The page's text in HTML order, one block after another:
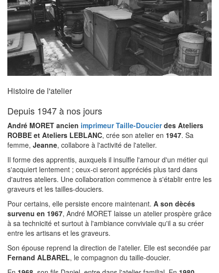
Histoire de l'atelier
Depuis 1947 à nos jours
André MORET ancien imprimeur Taille-Doucierdes Ateliers
ROBBE et Ateliers LEBLANC, crée son atelier en 1947. Sa
femme, Jeanne, collabore à l'activité de l'atelier.
Il forme des apprentis, auxquels il insulfle l'amour d'un métier qui
s'acquiert lentement ; ceux-ci seront appréciés plus tard dans
d'autres ateliers. Une collaboration commence à s'établir entre les
graveurs et les tailles-douciers.
Pour certains, elle persiste encore maintenant. A son dècés
survenu en 1967, André MORET laisse un atelier prospère grâce
à sa technicité et surtout à l'ambiance conviviale qu'il a su créer
entre les artisans et les graveurs.
Son épouse reprend la direction de l'atelier. Elle est secondée par
Fernand ALBAREL, le compagnon du taille-doucier.